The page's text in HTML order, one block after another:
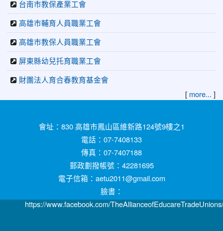
台南市教保產業工會
高雄市輔育人員職業工會
高雄市教保人員職業工會
屏東縣幼兒托育職業工會
財團法人育合春教育基金會
[ more... ]
會址：830 高雄市鳳山區維新路124號9樓之1
電話：07-7408133
傳真：07-7407188
郵政劃撥帳號：42281695
電子信箱：aetu2011@gmail.com
臉書：
https://www.facebook.com/TheAllianceofEducareTradeUnions/